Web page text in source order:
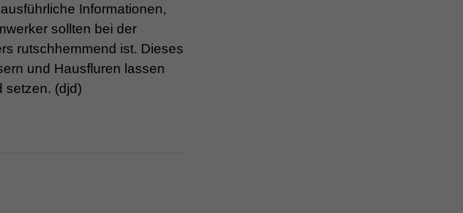
Informationen,
sollten bei der
rutschhemmend ist. Dieses
und Hausfluren lassen
setzen. (djd)